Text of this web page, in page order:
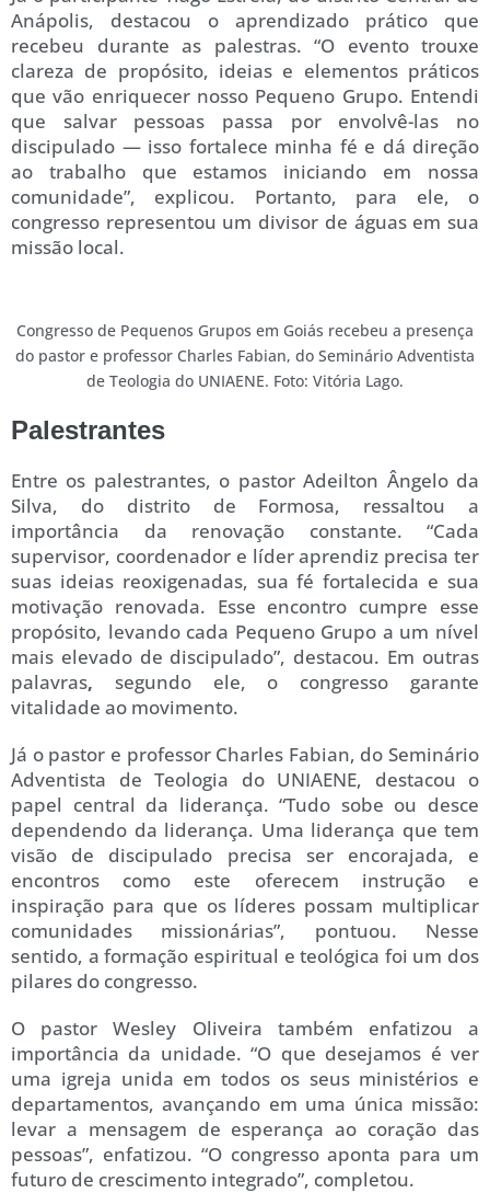
Anápolis, destacou o aprendizado prático que
recebeu durante as palestras. “O evento trouxe
clareza de propósito, ideias e elementos práticos
que vão enriquecer nosso Pequeno Grupo. Entendi
que salvar pessoas passa por envolvê-las no
discipulado — isso fortalece minha fé e dá direção
ao trabalho que estamos iniciando em nossa
comunidade”, explicou. Portanto, para ele, o
congresso representou um divisor de águas em sua
missão local.
Congresso de Pequenos Grupos em Goiás recebeu a presença
do pastor e professor Charles Fabian, do Seminário Adventista
de Teologia do UNIAENE. Foto: Vitória Lago.
Palestrantes
Entre os palestrantes, o pastor Adeilton Ângelo da
Silva, do distrito de Formosa, ressaltou a
importância da renovação constante. “Cada
supervisor, coordenador e líder aprendiz precisa ter
suas ideias reoxigenadas, sua fé fortalecida e sua
motivação renovada. Esse encontro cumpre esse
propósito, levando cada Pequeno Grupo a um nível
mais elevado de discipulado”, destacou. Em outras
palavras, segundo ele, o congresso garante
vitalidade ao movimento.
Já o pastor e professor Charles Fabian, do Seminário
Adventista de Teologia do UNIAENE, destacou o
papel central da liderança. “Tudo sobe ou desce
dependendo da liderança. Uma liderança que tem
visão de discipulado precisa ser encorajada, e
encontros como este oferecem instrução e
inspiração para que os líderes possam multiplicar
comunidades missionárias”, pontuou. Nesse
sentido, a formação espiritual e teológica foi um dos
pilares do congresso.
O pastor Wesley Oliveira também enfatizou a
importância da unidade. “O que desejamos é ver
uma igreja unida em todos os seus ministérios e
departamentos, avançando em uma única missão:
levar a mensagem de esperança ao coração das
pessoas”, enfatizou. “O congresso aponta para um
futuro de crescimento integrado”, completou.